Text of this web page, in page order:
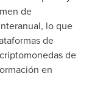
de
lo que
de
de
en